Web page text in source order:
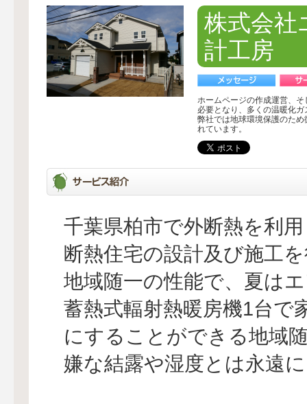
株式会社
計工房
ホームページの作成運営、
必要となり、多くの温暖化
弊社では地球環境保護のた
れています。
千葉県柏市で外断熱を利
断熱住宅の設計及び施工
地域随一の性能で、夏は
蓄熱式輻射熱暖房機1台で
にすることができる地域
嫌な結露や湿度とは永遠